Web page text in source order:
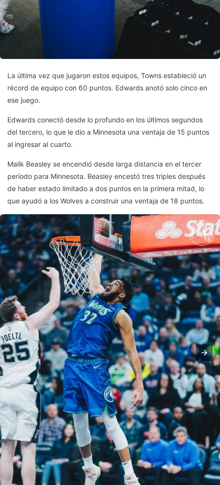
La última vez que jugaron estos equipos, Towns estableció un
récord de equipo con 60 puntos. Edwards anotó solo cinco en
ese juego.
Edwards conectó desde lo profundo en los últimos segundos
del tercero, lo que le dio a Minnesota una ventaja de 15 puntos
al ingresar al cuarto.
Malik Beasley se encendió desde larga distancia en el tercer
período para Minnesota. Beasley encestó tres triples después
de haber estado limitado a dos puntos en la primera mitad, lo
que ayudó a los Wolves a construir una ventaja de 18 puntos.